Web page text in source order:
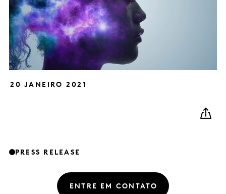
20 JANEIRO 2021
PRESS RELEASE
ENTRE EM CONTATO